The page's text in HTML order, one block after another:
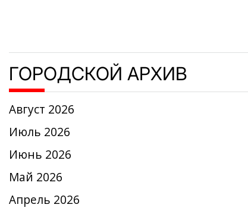
ГОРОДСКОЙ АРХИВ
Август 2026
Июль 2026
Июнь 2026
Май 2026
Апрель 2026